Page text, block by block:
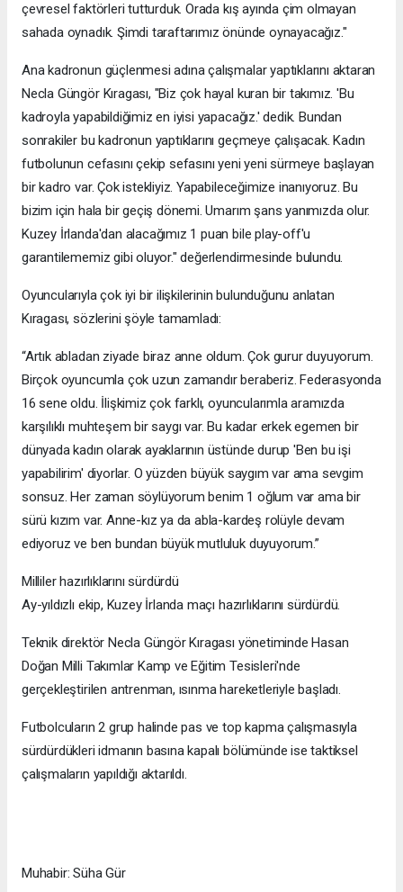
çevresel faktörleri tutturduk. Orada kış ayında çim olmayan
sahada oynadık. Şimdi taraftarımız önünde oynayacağız."
Ana kadronun güçlenmesi adına çalışmalar yaptıklarını aktaran
Necla Güngör Kıragası, "Biz çok hayal kuran bir takımız. 'Bu
kadroyla yapabildiğimiz en iyisi yapacağız.' dedik. Bundan
sonrakiler bu kadronun yaptıklarını geçmeye çalışacak. Kadın
futbolunun cefasını çekip sefasını yeni yeni sürmeye başlayan
bir kadro var. Çok istekliyiz. Yapabileceğimize inanıyoruz. Bu
bizim için hala bir geçiş dönemi. Umarım şans yanımızda olur.
Kuzey İrlanda'dan alacağımız 1 puan bile play-off'u
garantilememiz gibi oluyor." değerlendirmesinde bulundu.
Oyuncularıyla çok iyi bir ilişkilerinin bulunduğunu anlatan
Kıragası, sözlerini şöyle tamamladı:
“Artık abladan ziyade biraz anne oldum. Çok gurur duyuyorum.
Birçok oyuncumla çok uzun zamandır beraberiz. Federasyonda
16 sene oldu. İlişkimiz çok farklı, oyuncularımla aramızda
karşılıklı muhteşem bir saygı var. Bu kadar erkek egemen bir
dünyada kadın olarak ayaklarının üstünde durup 'Ben bu işi
yapabilirim' diyorlar. O yüzden büyük saygım var ama sevgim
sonsuz. Her zaman söylüyorum benim 1 oğlum var ama bir
sürü kızım var. Anne-kız ya da abla-kardeş rolüyle devam
ediyoruz ve ben bundan büyük mutluluk duyuyorum.”
Milliler hazırlıklarını sürdürdü
Ay-yıldızlı ekip, Kuzey İrlanda maçı hazırlıklarını sürdürdü.
Teknik direktör Necla Güngör Kıragası yönetiminde Hasan
Doğan Milli Takımlar Kamp ve Eğitim Tesisleri'nde
gerçekleştirilen antrenman, ısınma hareketleriyle başladı.
Futbolcuların 2 grup halinde pas ve top kapma çalışmasıyla
sürdürdükleri idmanın basına kapalı bölümünde ise taktiksel
çalışmaların yapıldığı aktarıldı.
Muhabir: Süha Gür